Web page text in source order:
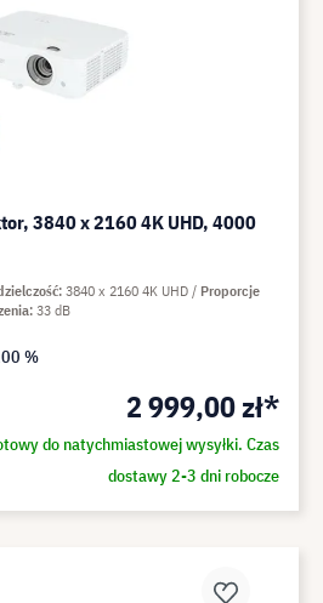
3840 x 2160 4K UHD, 4000
2 999,00 zł*
do natychmiastowej wysyłki. Czas
dostawy 2-3 dni robocze
3840 x 2160 4K UHD
Proporcje
33 dB
%